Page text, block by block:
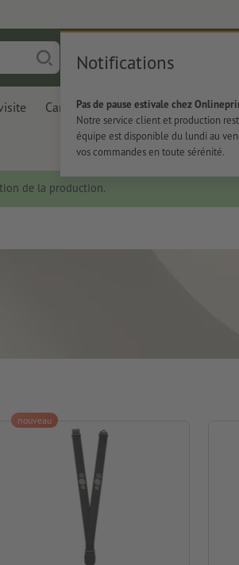
Notifications
Pas de pause estivale chez
Notre service client et production
équipe est disponible du lundi au
vos commandes en toute sérénité.
Carterie Papeterie
de la production.
nouveau